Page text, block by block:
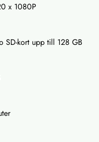
x 1080P
SD-kort upp till 128 GB